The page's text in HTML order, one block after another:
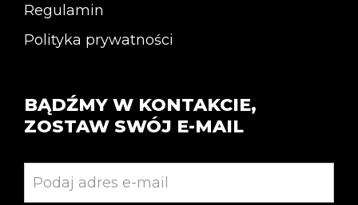
Regulamin
Polityka prywatności
BĄDŹMY W KONTAKCIE,
ZOSTAW SWÓJ E-MAIL